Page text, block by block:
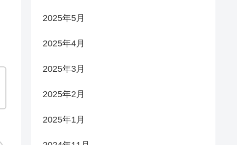
2025年5月
2025年4月
2025年3月
2025年2月
2025年1月